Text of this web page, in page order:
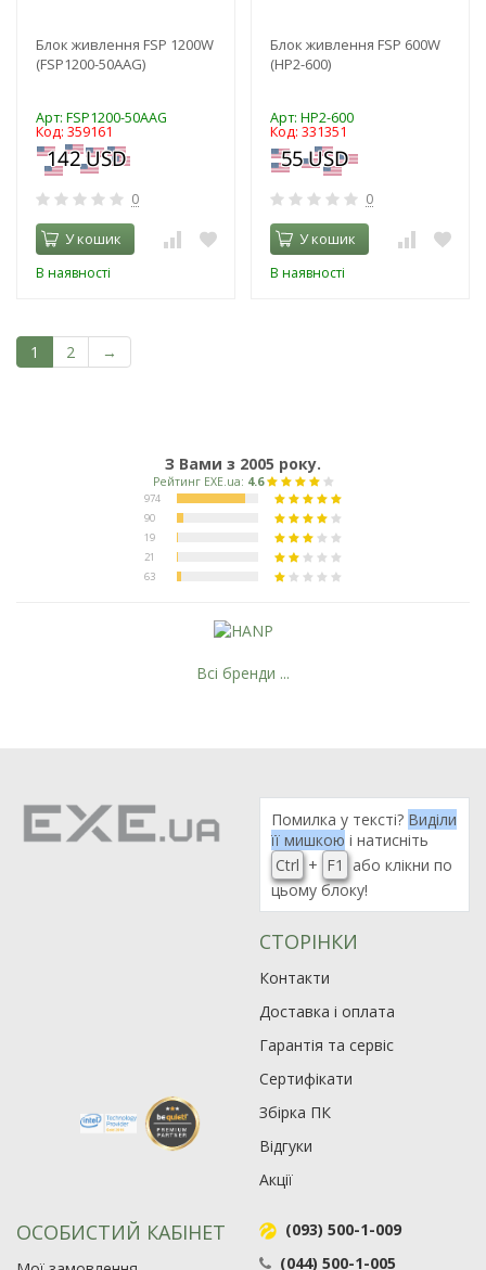
Блок живлення FSP 1200W
(FSP1200-50AAG)
Арт: FSP1200-50AAG
Код: 359161
0
У кошик
В наявності
Блок живлення FSP 600W
(HP2-600)
Арт: HP2-600
Код: 331351
0
У кошик
В наявності
1 2 →
З Вами з 2005 року.
Всі бренди ...
Помилка у тексті? Виділи
її мишкою і натисніть
Ctrl + F1
або клікни по
цьому блоку!
СТОРІНКИ
Контакти
Доставка і оплата
Гарантія та сервіс
Сертифікати
Збірка ПК
Відгуки
Акції
ОСОБИСТИЙ КАБІНЕТ
(093) 500-1-009
(044) 500-1-005